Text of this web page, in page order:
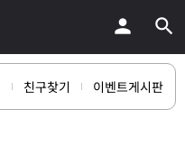
친구찾기 이벤트게시판